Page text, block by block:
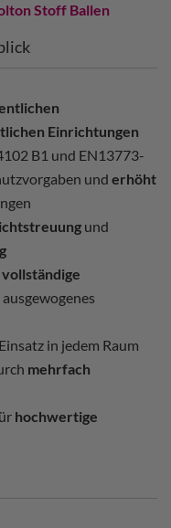
Stoff Ballen
Einrichtungen
B1 und EN13773-
und erhöht
und
Einsatz in jedem Raum
mehrfach
hochwertige